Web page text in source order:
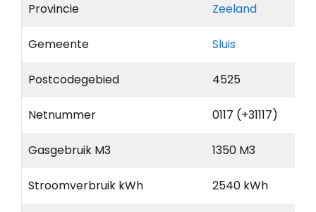
Provincie Zeeland
Gemeente Sluis
Postcodegebied 4525
Netnummer 0117 (+31117)
Gasgebruik M3 1350 M3
Stroomverbruik kWh 2540 kWh